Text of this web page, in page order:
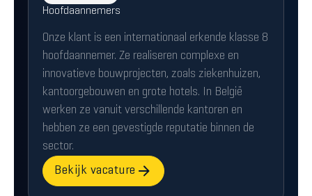
Hoofdaannemers
Onze klant is een internationaal erkende klasse 8
hoofdaannemer. Ze realiseren complexe en
innovatieve bouwprojecten, zoals ziekenhuizen,
kantoorgebouwen en grote hotels. In België
werken ze vanuit verschillende kantoren en
hebben ze een gevestigde reputatie binnen de
sector.
Bekijk vacature